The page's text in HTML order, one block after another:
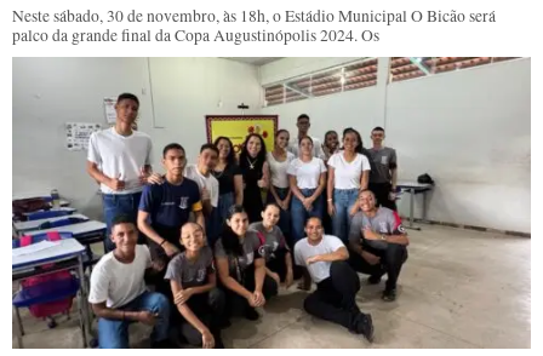
Neste sábado, 30 de novembro, às 18h, o Estádio Municipal O Bicão será
palco da grande final da Copa Augustinópolis 2024. Os